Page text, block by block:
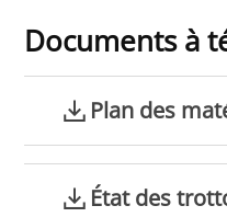
Documents à
Plan des
État des